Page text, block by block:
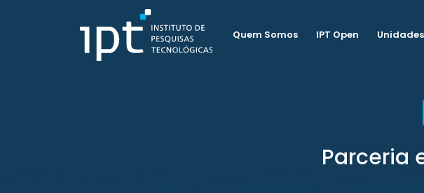
Quem Somos IPT Open Unidades
Parceria